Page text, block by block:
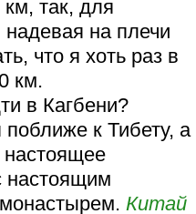
так, для
надевая на плечи
что я хоть раз в
км.
в Кагбени?
к Тибету, а
настоящее
настоящим
монастырем.Китай